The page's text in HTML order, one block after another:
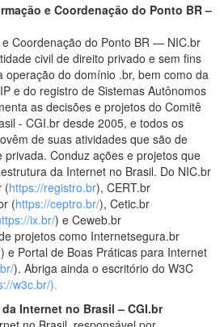
e Coordenação do Ponto BR –
Coordenação do Ponto BR — NIC.br
civil de direito privado e sem fins
operação do domínio .br, bem como da
e do registro de Sistemas Autônomos
as decisões e projetos do Comitê
- CGI.br desde 2005, e todos os
de suas atividades que são de
privada. Conduz ações e projetos que
da Internet no Brasil. Do NIC.br
(https://registro.br), CERT.br
(https://ceptro.br/), Cetic.br
ix.br/) e Ceweb.br
projetos como Internetsegura.br
) e Portal de Boas Práticas para Internet
). Abriga ainda o escritório do W3C
w3c.br/).
Internet no Brasil – CGI.br